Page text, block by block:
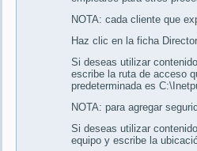
NOTA: cada cliente que
Haz clic en la ficha
Si deseas utilizar
escribe la ruta de acceso
predeterminada es
NOTA: para agregar
Si deseas utilizar
equipo y escribe la